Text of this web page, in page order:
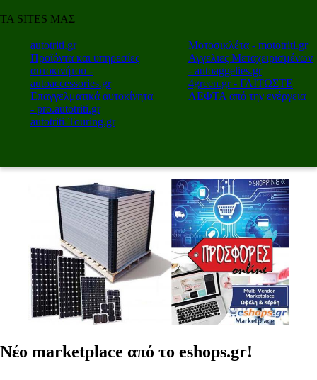
ΤΑ SITES ΜΑΣ
autotriti.gr
Προϊόντα και υπηρεσίες
αυτοκινήτου -
autoaccessories.gr
Επαγγελματικά αυτοκίνητα
- pro.autotriti.gr
autotriti-Touring.gr
Μοτοσικλέτα - mototriti.gr
Αγγελιες Μεταχειρισμένων
- autoaggelies.gr
4green.gr - ΓΛΙΤΩΣΤΕ
ΛΕΦΤΑ από την ενέργεια
Νέο marketplace από το eshops.gr!